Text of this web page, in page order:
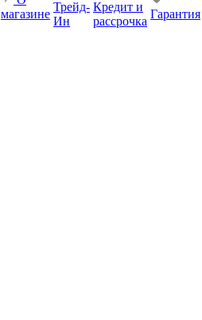
магазине
Трейд-
Ин
Кредит и
рассрочка
Гарантия